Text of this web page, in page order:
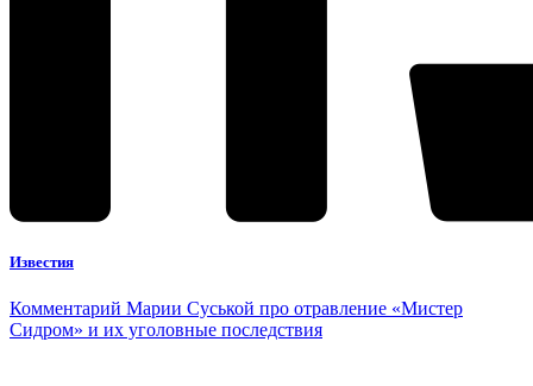
Известия
Комментарий Марии Суськой про отравление «Мистер
Сидром» и их уголовные последствия